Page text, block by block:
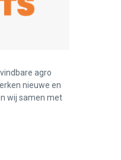
agro
nieuwe en
wij samen met